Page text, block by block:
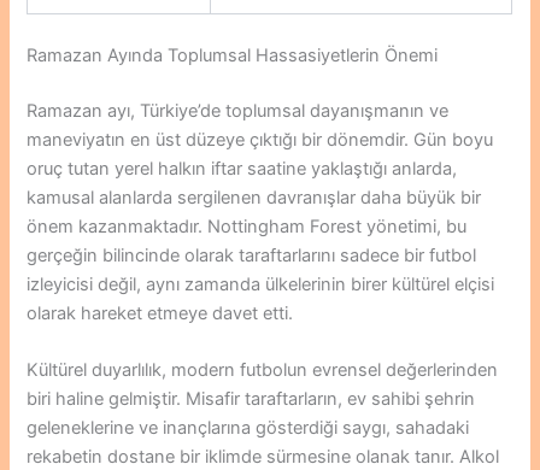
Ramazan Ayında Toplumsal Hassasiyetlerin Önemi
Ramazan ayı, Türkiye’de toplumsal dayanışmanın ve
maneviyatın en üst düzeye çıktığı bir dönemdir. Gün boyu
oruç tutan yerel halkın iftar saatine yaklaştığı anlarda,
kamusal alanlarda sergilenen davranışlar daha büyük bir
önem kazanmaktadır. Nottingham Forest yönetimi, bu
gerçeğin bilincinde olarak taraftarlarını sadece bir futbol
izleyicisi değil, aynı zamanda ülkelerinin birer kültürel elçisi
olarak hareket etmeye davet etti.
Kültürel duyarlılık, modern futbolun evrensel değerlerinden
biri haline gelmiştir. Misafir taraftarların, ev sahibi şehrin
geleneklerine ve inançlarına gösterdiği saygı, sahadaki
rekabetin dostane bir iklimde sürmesine olanak tanır. Alkol